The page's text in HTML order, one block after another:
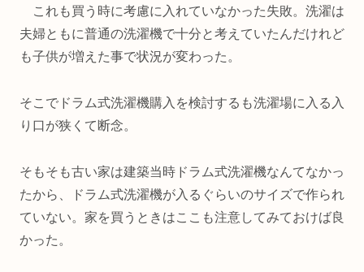
これも買う時に考慮に入れていなかった失敗。洗濯は
夫婦ともに普通の洗濯機で十分と考えていたんだけれど
も子供が増えた事で状況が変わった。
そこでドラム式洗濯機購入を検討するも洗濯場に入る入
り口が狭くて断念。
そもそも古い家は建築当時ドラム式洗濯機なんてなかっ
たから、ドラム式洗濯機が入るぐらいのサイズで作られ
ていない。家を買うときはここも注意してみておけば良
かった。